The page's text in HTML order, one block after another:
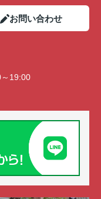
お問い合わせ
19:00